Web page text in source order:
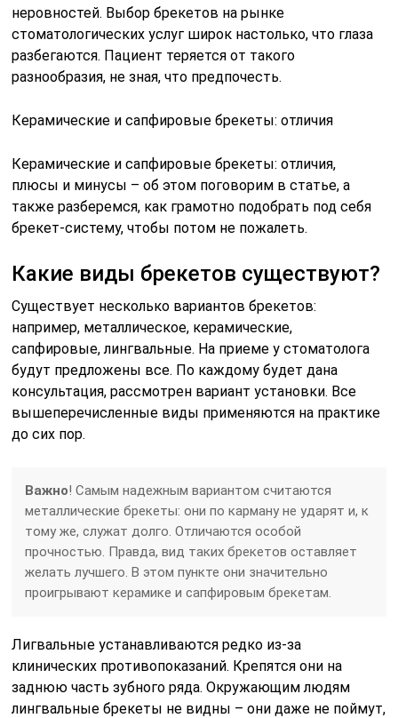
неровностей. Выбор брекетов на рынке
стоматологических услуг широк настолько, что глаза
разбегаются. Пациент теряется от такого
разнообразия, не зная, что предпочесть.
Керамические и сапфировые брекеты: отличия
Керамические и сапфировые брекеты: отличия,
плюсы и минусы – об этом поговорим в статье, а
также разберемся, как грамотно подобрать под себя
брекет-систему, чтобы потом не пожалеть.
Какие виды брекетов существуют?
Существует несколько вариантов брекетов:
например, металлическое, керамические,
сапфировые, лингвальные. На приеме у стоматолога
будут предложены все. По каждому будет дана
консультация, рассмотрен вариант установки. Все
вышеперечисленные виды применяются на практике
до сих пор.
Важно! Самым надежным вариантом считаются
металлические брекеты: они по карману не ударят и, к
тому же, служат долго. Отличаются особой
прочностью. Правда, вид таких брекетов оставляет
желать лучшего. В этом пункте они значительно
проигрывают керамике и сапфировым брекетам.
Лигвальные устанавливаются редко из-за
клинических противопоказаний. Крепятся они на
заднюю часть зубного ряда. Окружающим людям
лингвальные брекеты не видны – они даже не поймут,